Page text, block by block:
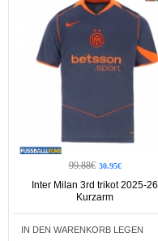
99.88€ 30.95€
Inter Milan 3rd trikot 2025-26
Kurzarm
IN DEN WARENKORB LEGEN